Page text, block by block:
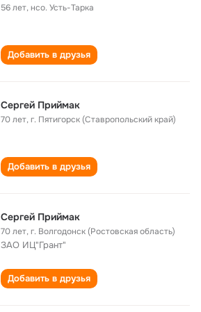
56 лет,нсо. Усть-Тарка
Добавить в друзья
Сергей Приймак
70 лет,г. Пятигорск (Ставропольский край)
Добавить в друзья
Сергей Приймак
70 лет,г. Волгодонск (Ростовская область)
ЗАО ИЦ"Грант"
Добавить в друзья